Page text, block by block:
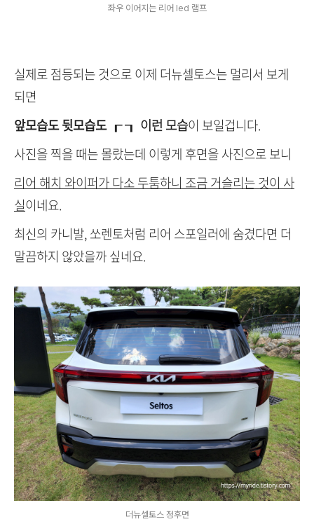
좌우 이어지는 리어 led 램프
실제로 점등되는 것으로 이제 더뉴셀토스는 멀리서 보게
되면
앞모습도 뒷모습도┎ ┒ 이런 모습이 보일겁니다.
사진을 찍을 때는 몰랐는데 이렇게 후면을 사진으로 보니
리어 해치 와이퍼가 다소 두툼하니 조금 거슬리는 것이 사
실이네요.
최신의 카니발, 쏘렌토처럼 리어 스포일러에 숨겼다면 더
말끔하지 않았을까 싶네요.
더뉴셀토스 정후면